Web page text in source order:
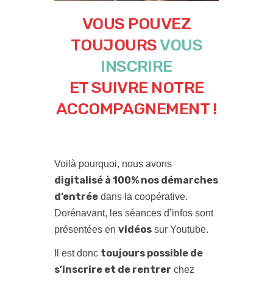
VOUS POUVEZ
TOUJOURSVOUS
INSCRIRE
ET SUIVRE NOTRE
ACCOMPAGNEMENT !
Voilà pourquoi, nous avons
digitalisé à 100% nos démarches
d’entrée dans la coopérative.
Dorénavant, les séances d’infos sont
présentées en vidéos sur Youtube.
Il est donc toujours possible de
s’inscrire et de rentrer chez